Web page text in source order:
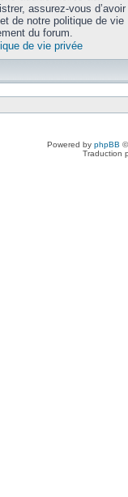
assurez-vous
de notre politique de vie
du forum.
de vie privée
Powered by phpBB
Traduction